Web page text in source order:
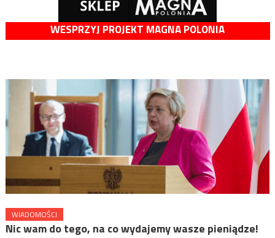
WESPRZYJ PROJEKT MAGNA POLONIA
WIADOMOŚCI
Nic wam do tego, na co wydajemy wasze pieniądze!